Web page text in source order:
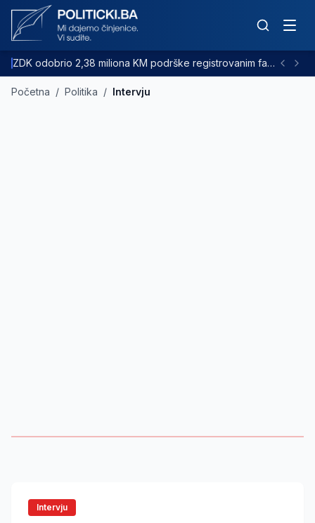
ZDK odobrio 2,38 miliona KM podrške registrovanim farmama goveda
Početna / Politika / Intervju
Intervju